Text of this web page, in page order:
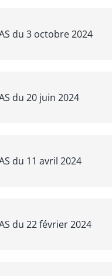
du 3 octobre 2024
du 20 juin 2024
du 11 avril 2024
du 22 février 2024